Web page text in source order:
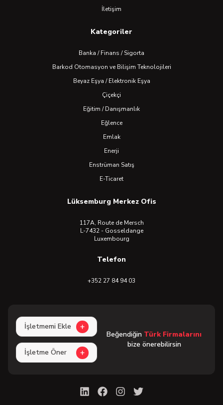
İletişim
Kategoriler
Banka / Finans / Sigorta
Barkod Otomasyon ve Bilişim Teknolojileri
Beyaz Eşya / Elektronik Eşya
Çiçekçi
Eğitim / Danışmanlık
Eğlence
Emlak
Enerji
Enstrüman Satış
E-Ticaret
Lüksemburg Merkez Ofis
117A, Route de Mersch
L-7432 - Gosseldange
Luxembourg
Telefon
+352 27 84 94 03
İşletmemi Ekle
İşletme Öner
Beğendiğin Türk Firmalarını
bize önerebilirsin